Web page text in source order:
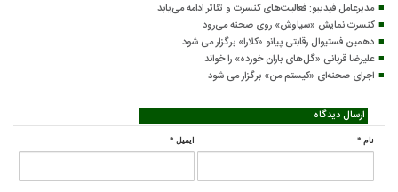
مدیرعامل فیدیبو: فعالیت‌های کنسرت و تئاتر ادامه می‌یابد
کنسرت‌ نمایش «سیاوش» روی صحنه می‌رود
دهمین فستیوال رقابتی پیانو «کلارا» برگزار می شود
علیرضا قربانی «گل‌های باران خورده» را خواند
اجرای صحنه‌ای «کیستم من» برگزار می شود
ارسال دیدگاه
نام * ایمیل *